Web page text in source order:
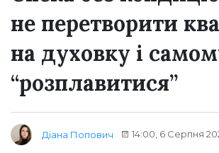
не перетворити
на духовку і
“розплавитися”
Діана Попович 14:00, 6 Серпня